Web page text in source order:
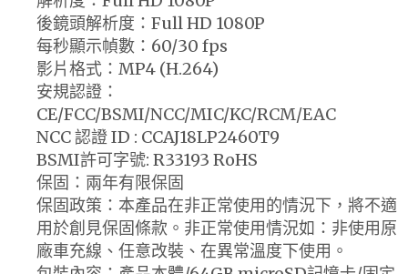
後鏡頭解析度：Full HD 1080P
每秒顯示幀數：60/30 fps
影片格式：MP4 (H.264)
安規認證：
CE/FCC/BSMI/NCC/MIC/KC/RCM/EAC
NCC 認證 ID : CCAJ18LP2460T9
BSMI許可字號: R33193 RoHS
保固：兩年有限保固
保固政策：本產品在非正常使用的情況下，將不適
用於創見保固條款。非正常使用情況如：非使用原
廠車充線、任意改裝、在異常溫度下使用。